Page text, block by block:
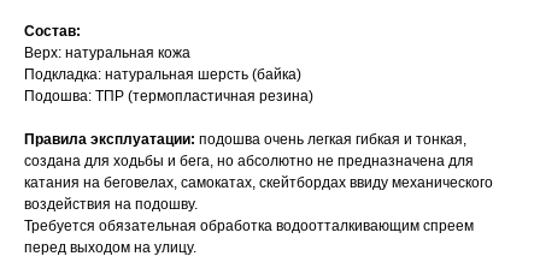
Состав:
Верх: натуральная кожа
Подкладка: натуральная шерсть (байка)
Подошва: ТПР (термопластичная резина)
Правила эксплуатации: подошва очень легкая гибкая и тонкая,
создана для ходьбы и бега, но абсолютно не предназначена для
катания на беговелах, самокатах, скейтбордах ввиду механического
воздействия на подошву.
Требуется обязательная обработка водоотталкивающим спреем
перед выходом на улицу.